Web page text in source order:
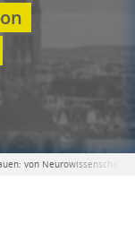
von